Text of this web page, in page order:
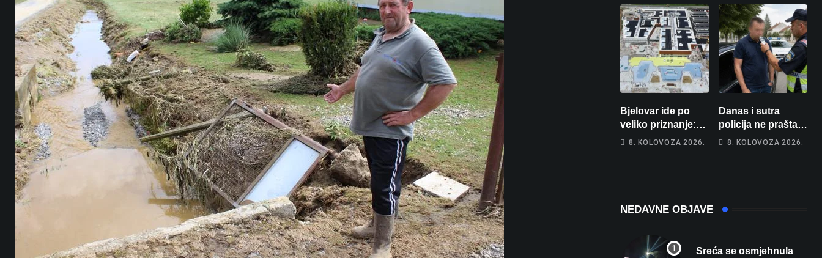
eura, a osvojio
više od 80 tisuća
eura
ozlijeđeno, mlađa
žena na
intenzivnoj
Bjelovar ide po
veliko priznanje:
Hrebak danas u
prvenstva
8. KOLOVOZA 2026.
Danas i sutra
policija ne prašta:
Na cestama su
8. KOLOVOZA 2026.
NEDAVNE OBJAVE
Sreća se osmjehnula